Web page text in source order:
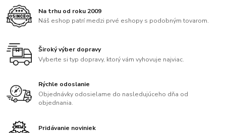
Na trhu od roku 2009
Náš eshop patrí medzi prvé eshopy s podobným tovarom.
Široký výber dopravy
Vyberte si typ dopravy, ktorý vám vyhovuje najviac.
Rýchle odoslanie
Objednávky odosielame do nasledujúceho dňa od
objednania.
Pridávanie noviniek